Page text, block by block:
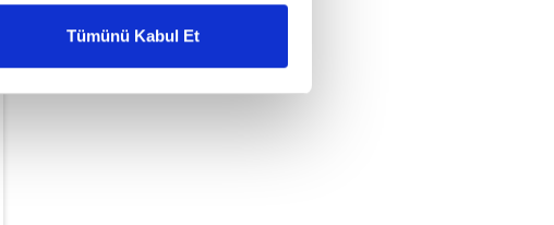
reklamlar gösterilmeyecektir."
ait çerezler kullanılmaktadır. Bu
hizmetlerinin sunulması
ve sizlere yönelik
kullanılacaktır.
Tümünü Kabul Et